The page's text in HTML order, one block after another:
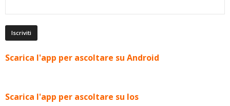
Scarica l'app per ascoltare su Android
Scarica l'app per ascoltare su Ios